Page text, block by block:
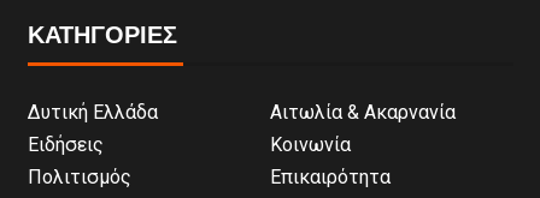
ΚΑΤΗΓΟΡΙΕΣ
Δυτική Ελλάδα
Αιτωλία & Ακαρνανία
Ειδήσεις
Κοινωνία
Πολιτισμός
Επικαιρότητα